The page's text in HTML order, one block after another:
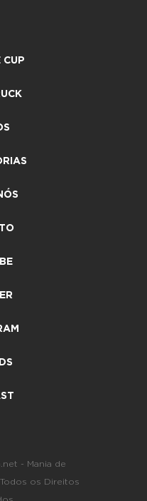
CUP
- Mania de
os Direitos